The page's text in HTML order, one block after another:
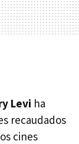
Levi ha
recaudados
cines